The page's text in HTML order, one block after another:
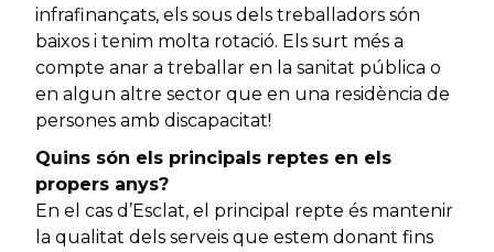
infrafinançats, els sous dels treballadors són
baixos i tenim molta rotació. Els surt més a
compte anar a treballar en la sanitat pública o
en algun altre sector que en una residència de
persones amb discapacitat!
Quins són els principals reptes en els
propers anys?
En el cas d’Esclat, el principal repte és mantenir
la qualitat dels serveis que estem donant fins